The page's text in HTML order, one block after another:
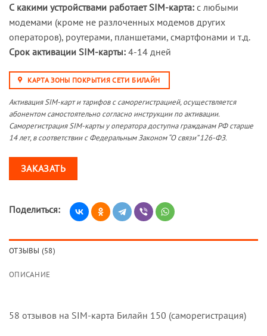
С какими устройствами работает SIM-карта: с любыми
модемами (кроме не разлоченных модемов других
операторов), роутерами, планшетами, смартфонами и т.д.
Срок активации SIM-карты: 4-14 дней
КАРТА ЗОНЫ ПОКРЫТИЯ СЕТИ БИЛАЙН
Активация SIM-карт и тарифов с саморегистрацией, осуществляется
абонентом самостоятельно согласно инструкции по активации.
Саморегистрация SIM-карты у оператора доступна гражданам РФ старше
14 лет, в соответствии с Федеральным Законом “О связи” 126-ФЗ.
ЗАКАЗАТЬ
Поделиться:
ОТЗЫВЫ (58)
ОПИСАНИЕ
58 отзывов на SIM-карта Билайн 150 (саморегистрация)